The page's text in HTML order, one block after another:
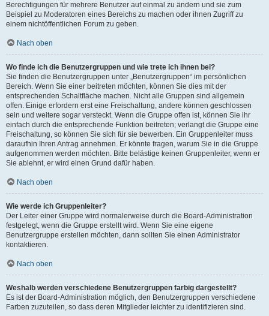
Berechtigungen für mehrere Benutzer auf einmal zu ändern und sie zum
Beispiel zu Moderatoren eines Bereichs zu machen oder ihnen Zugriff zu
einem nichtöffentlichen Forum zu geben.
Nach oben
Wo finde ich die Benutzergruppen und wie trete ich ihnen bei?
Sie finden die Benutzergruppen unter „Benutzergruppen“ im persönlichen
Bereich. Wenn Sie einer beitreten möchten, können Sie dies mit der
entsprechenden Schaltfläche machen. Nicht alle Gruppen sind allgemein
offen. Einige erfordern erst eine Freischaltung, andere können geschlossen
sein und weitere sogar versteckt. Wenn die Gruppe offen ist, können Sie ihr
einfach durch die entsprechende Funktion beitreten; verlangt die Gruppe eine
Freischaltung, so können Sie sich für sie bewerben. Ein Gruppenleiter muss
daraufhin Ihren Antrag annehmen. Er könnte fragen, warum Sie in die Gruppe
aufgenommen werden möchten. Bitte belästige keinen Gruppenleiter, wenn er
Sie ablehnt, er wird einen Grund dafür haben.
Nach oben
Wie werde ich Gruppenleiter?
Der Leiter einer Gruppe wird normalerweise durch die Board-Administration
festgelegt, wenn die Gruppe erstellt wird. Wenn Sie eine eigene
Benutzergruppe erstellen möchten, dann sollten Sie einen Administrator
kontaktieren.
Nach oben
Weshalb werden verschiedene Benutzergruppen farbig dargestellt?
Es ist der Board-Administration möglich, den Benutzergruppen verschiedene
Farben zuzuteilen, so dass deren Mitglieder leichter zu identifizieren sind.